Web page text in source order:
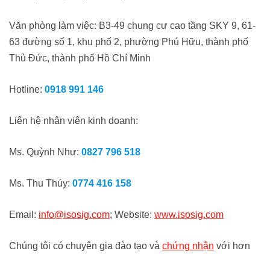
Văn phòng làm việc: B3-49 chung cư cao tầng SKY 9, 61-
63 đường số 1, khu phố 2, phường Phú Hữu, thành phố
Thủ Đức, thành phố Hồ Chí Minh
Hotline: 0918 991 146
Liên hệ nhân viên kinh doanh:
Ms. Quỳnh Như: 0827 796 518
Ms. Thu Thúy: 0774 416 158
Email: info@isosig.com; Website: www.isosig.com
Chúng tôi có chuyên gia đào tạo và chứng nhận với hơn